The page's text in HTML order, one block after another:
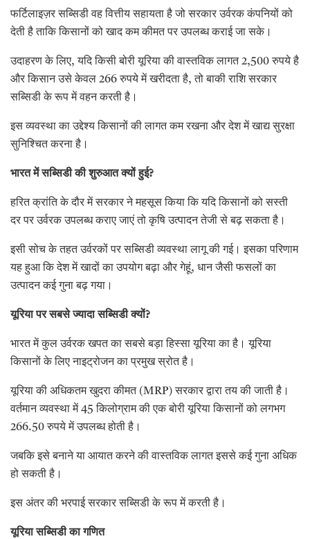
फर्टिलाइज़र सब्सिडी वह वित्तीय सहायता है जो सरकार उर्वरक कंपनियों को
देती है ताकि किसानों को खाद कम कीमत पर उपलब्ध कराई जा सके।
उदाहरण के लिए, यदि किसी बोरी यूरिया की वास्तविक लागत 2,500 रुपये है
और किसान उसे केवल 266 रुपये में खरीदता है, तो बाकी राशि सरकार
सब्सिडी के रूप में वहन करती है।
इस व्यवस्था का उद्देश्य किसानों की लागत कम रखना और देश में खाद्य सुरक्षा
सुनिश्चित करना है।
भारत में सब्सिडी की शुरुआत क्यों हुई?
हरित क्रांति के दौर में सरकार ने महसूस किया कि यदि किसानों को सस्ती
दर पर उर्वरक उपलब्ध कराए जाएं तो कृषि उत्पादन तेजी से बढ़ सकता है।
इसी सोच के तहत उर्वरकों पर सब्सिडी व्यवस्था लागू की गई। इसका परिणाम
यह हुआ कि देश में खादों का उपयोग बढ़ा और गेहूं, धान जैसी फसलों का
उत्पादन कई गुना बढ़ गया।
यूरिया पर सबसे ज्यादा सब्सिडी क्यों?
भारत में कुल उर्वरक खपत का सबसे बड़ा हिस्सा यूरिया का है। यूरिया
किसानों के लिए नाइट्रोजन का प्रमुख स्रोत है।
यूरिया की अधिकतम खुदरा कीमत (MRP) सरकार द्वारा तय की जाती है।
वर्तमान व्यवस्था में 45 किलोग्राम की एक बोरी यूरिया किसानों को लगभग
266.50 रुपये में उपलब्ध होती है।
जबकि इसे बनाने या आयात करने की वास्तविक लागत इससे कई गुना अधिक
हो सकती है।
इस अंतर की भरपाई सरकार सब्सिडी के रूप में करती है।
यूरिया सब्सिडी का गणित